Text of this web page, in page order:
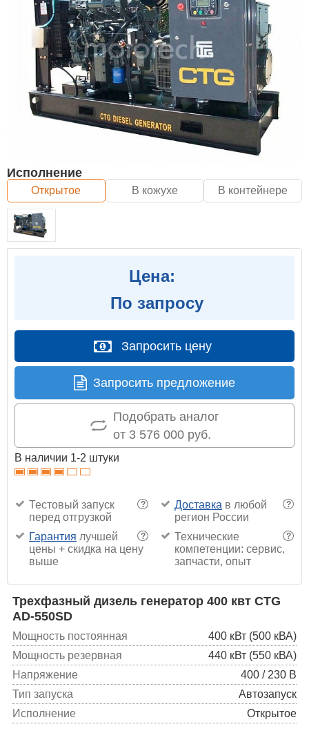
Исполнение
Открытое В кожухе В контейнере
Цена:
По запросу
Запросить цену
Запросить предложение
Подобрать аналог
от 3 576 000 руб.
В наличии 1-2 штуки
?
Тестовый запуск
перед отгрузкой
?
Доставка в любой
регион России
?
Гарантия лучшей
цены + скидка на цену
выше
?
Технические
компетенции: сервис,
запчасти, опыт
Трехфазный дизель генератор 400 квт CTG
AD-550SD
Мощность постоянная
400 кВт (500 кВА)
Мощность резервная
440 кВт (550 кВА)
Напряжение
400 / 230 В
Тип запуска
Автозапуск
Исполнение
Открытое